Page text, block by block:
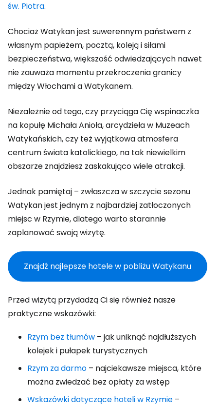
św. Piotra.
Chociaż Watykan jest suwerennym państwem z
własnym papieżem, pocztą, koleją i siłami
bezpieczeństwa, większość odwiedzających nawet
nie zauważa momentu przekroczenia granicy
między Włochami a Watykanem.
Niezależnie od tego, czy przyciąga Cię wspinaczka
na kopułę Michała Anioła, arcydzieła w Muzeach
Watykańskich, czy też wyjątkowa atmosfera
centrum świata katolickiego, na tak niewielkim
obszarze znajdziesz zaskakująco wiele atrakcji.
Jednak pamiętaj – zwłaszcza w szczycie sezonu
Watykan jest jednym z najbardziej zatłoczonych
miejsc w Rzymie, dlatego warto starannie
zaplanować swoją wizytę.
Znajdź najlepsze hotele w pobliżu Watykanu
Przed wizytą przydadzą Ci się również nasze
praktyczne wskazówki:
Rzym bez tłumów – jak uniknąć najdłuższych
kolejek i pułapek turystycznych
Rzym za darmo – najciekawsze miejsca, które
można zwiedzać bez opłaty za wstęp
Wskazówki dotyczące hoteli w Rzymie –